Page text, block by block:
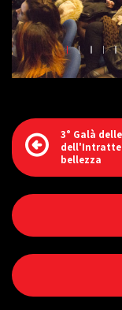
3° Galà
bellezza